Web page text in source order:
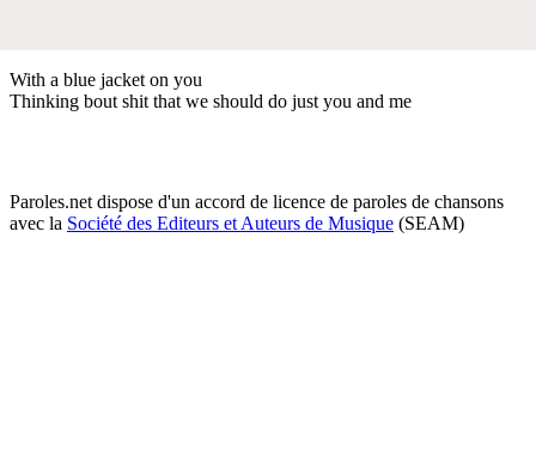
With a blue jacket on you
Thinking bout shit that we should do just you and me
Paroles.net dispose d'un accord de licence de paroles de chansons
avec la Société des Editeurs et Auteurs de Musique (SEAM)